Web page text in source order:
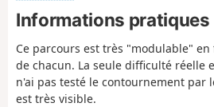
Informations pratiques
Ce parcours est très "modulable"
de chacun. La seule difficulté réelle
n'ai pas testé le contournement par
est très visible.